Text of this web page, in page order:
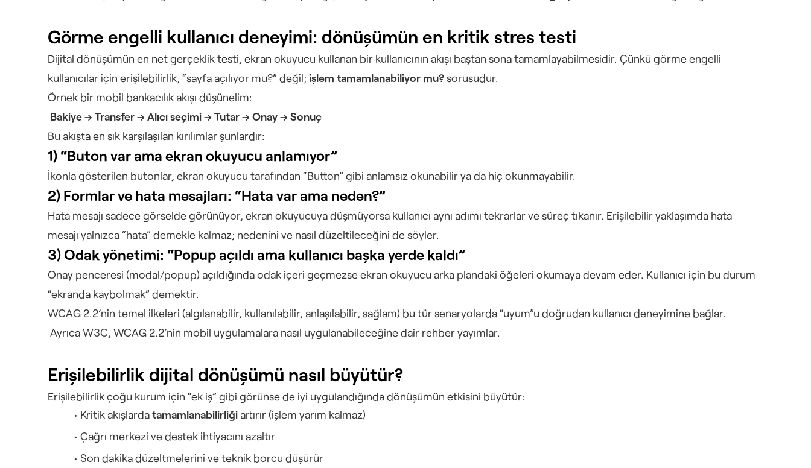
Görme engelli kullanıcı deneyimi: dönüşümün en kritik stres testi
Dijital dönüşümün en net gerçeklik testi, ekran okuyucu kullanan bir kullanıcının akışı baştan sona tamamlayabilmesidir. Çünkü görme engelli
kullanıcılar için erişilebilirlik, “sayfa açılıyor mu?” değil; işlem tamamlanabiliyor mu? sorusudur.
Örnek bir mobil bankacılık akışı düşünelim:
Bakiye → Transfer → Alıcı seçimi → Tutar → Onay → Sonuç
Bu akışta en sık karşılaşılan kırılımlar şunlardır:
1) “Buton var ama ekran okuyucu anlamıyor”
İkonla gösterilen butonlar, ekran okuyucu tarafından “Button” gibi anlamsız okunabilir ya da hiç okunmayabilir.
2) Formlar ve hata mesajları: “Hata var ama neden?”
Hata mesajı sadece görselde görünüyor, ekran okuyucuya düşmüyorsa kullanıcı aynı adımı tekrarlar ve süreç tıkanır. Erişilebilir yaklaşımda hata
mesajı yalnızca “hata” demekle kalmaz; nedenini ve nasıl düzeltileceğini de söyler.
3) Odak yönetimi: “Popup açıldı ama kullanıcı başka yerde kaldı”
Onay penceresi (modal/popup) açıldığında odak içeri geçmezse ekran okuyucu arka plandaki öğeleri okumaya devam eder. Kullanıcı için bu durum
“ekranda kaybolmak” demektir.
WCAG 2.2’nin temel ilkeleri (algılanabilir, kullanılabilir, anlaşılabilir, sağlam) bu tür senaryolarda “uyum”u doğrudan kullanıcı deneyimine bağlar.
Ayrıca W3C, WCAG 2.2’nin mobil uygulamalara nasıl uygulanabileceğine dair rehber yayımlar.
Erişilebilirlik dijital dönüşümü nasıl büyütür?
Erişilebilirlik çoğu kurum için “ek iş” gibi görünse de iyi uygulandığında dönüşümün etkisini büyütür:
Kritik akışlarda tamamlanabilirliği artırır (işlem yarım kalmaz)
Çağrı merkezi ve destek ihtiyacını azaltır
Son dakika düzeltmelerini ve teknik borcu düşürür